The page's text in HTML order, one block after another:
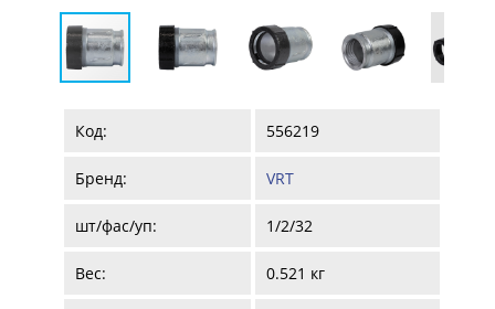
Код: 556219
Бренд: VRT
шт/фас/уп: 1/2/32
Вес: 0.521 кг